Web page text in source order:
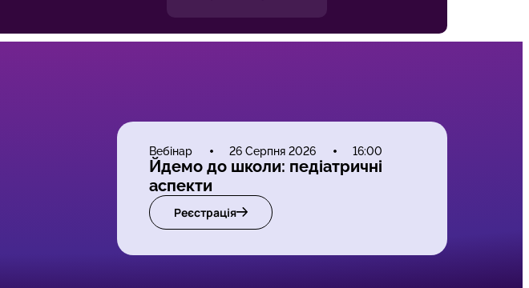
Вебінар 26 Серпня 2026 16:00
Йдемо до школи: педіатричні
аспекти
Реєстрація